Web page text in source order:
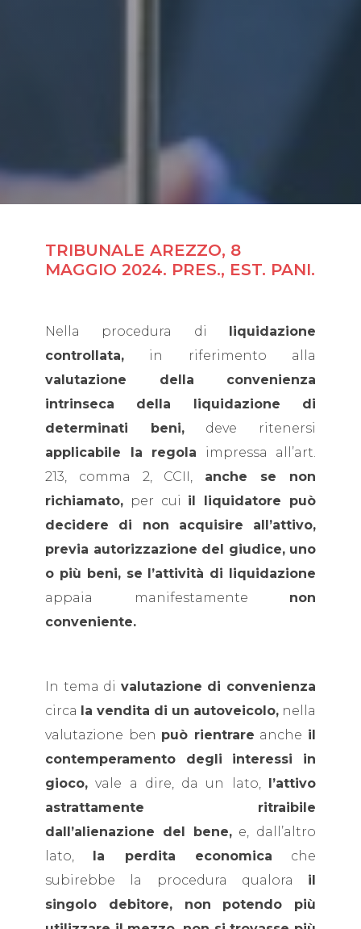
TRIBUNALE AREZZO, 8
MAGGIO 2024. PRES., EST. PANI.
Nella procedura di liquidazione
controllata, in riferimento alla
valutazione della convenienza
intrinseca della liquidazione di
determinati beni,deve ritenersi
applicabile la regola impressa all’art.
213, comma 2, CCII, anche se non
richiamato, per cui il liquidatore può
decidere di non acquisire all’attivo,
previa autorizzazione del giudice, uno
o più beni, se l’attività di liquidazione
appaia manifestamente non
conveniente.
In tema di valutazione di convenienza
circa la vendita di un autoveicolo, nella
valutazione ben può rientrare anche il
contemperamento degli interessi in
gioco, vale a dire, da un lato, l’attivo
astrattamente ritraibile
dall’alienazione del bene,e, dall’altro
lato, la perdita economica che
subirebbe la procedura qualora il
singolo debitore, non potendo più